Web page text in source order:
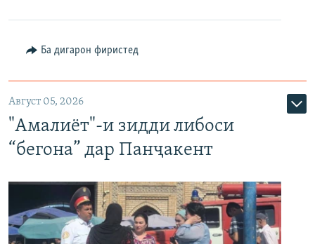
Ба дигарон фиристед
Август 05, 2026
"Амалиёт"-и зидди либоси
“бегона” дар Панҷакент